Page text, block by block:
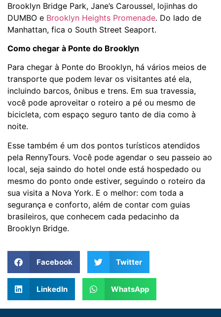
Brooklyn Bridge Park, Jane’s Caroussel, lojinhas do
DUMBO e Brooklyn Heights Promenade. Do lado de
Manhattan, fica o South Street Seaport.
Como chegar à Ponte do Brooklyn
Para chegar à Ponte do Brooklyn, há vários meios de
transporte que podem levar os visitantes até ela,
incluindo barcos, ônibus e trens. Em sua travessia,
você pode aproveitar o roteiro a pé ou mesmo de
bicicleta, com espaço seguro tanto de dia como à
noite.
Esse também é um dos pontos turísticos atendidos
pela RennyTours. Você pode agendar o seu passeio ao
local, seja saindo do hotel onde está hospedado ou
mesmo do ponto onde estiver, seguindo o roteiro da
sua visita a Nova York. E o melhor: com toda a
segurança e conforto, além de contar com guias
brasileiros, que conhecem cada pedacinho da
Brooklyn Bridge.
Facebook Twitter
LinkedIn WhatsApp